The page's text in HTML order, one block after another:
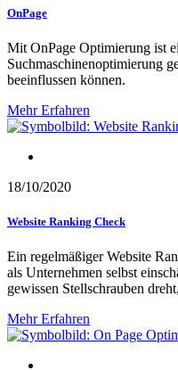
OnPage
Mit OnPage Optimierung ist
Suchmaschinenoptimierung
beeinflussen können.
Mehr Erfahren
18/10/2020
Website Ranking Check
Ein regelmäßiger Website
als Unternehmen selbst
gewissen Stellschrauben
Mehr Erfahren